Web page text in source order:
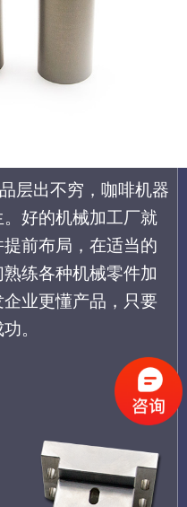
层出不穷，咖啡机器
好的机械加工厂就
前布局，在适当的
练各种机械零件加
业更懂产品，只要
。